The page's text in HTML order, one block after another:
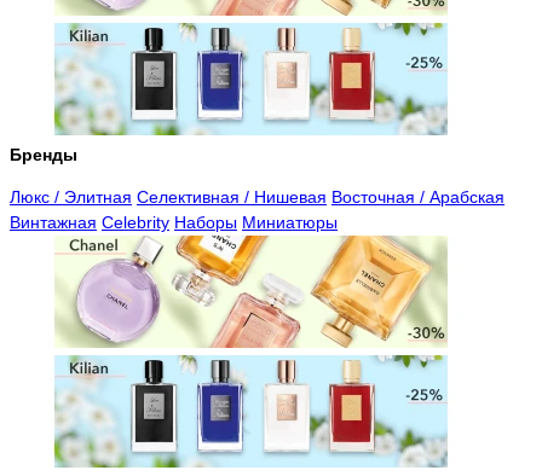
Бренды
Люкс / Элитная Селективная / Нишевая Восточная / Арабская
Винтажная Celebrity Наборы Миниатюры